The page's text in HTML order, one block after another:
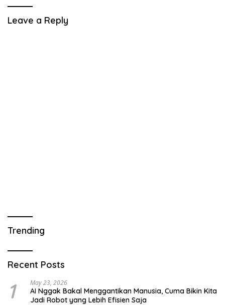
Leave a Reply
Trending
Recent Posts
1 May 23, 2026
AI Nggak Bakal Menggantikan Manusia, Cuma Bikin Kita
Jadi Robot yang Lebih Efisien Saja